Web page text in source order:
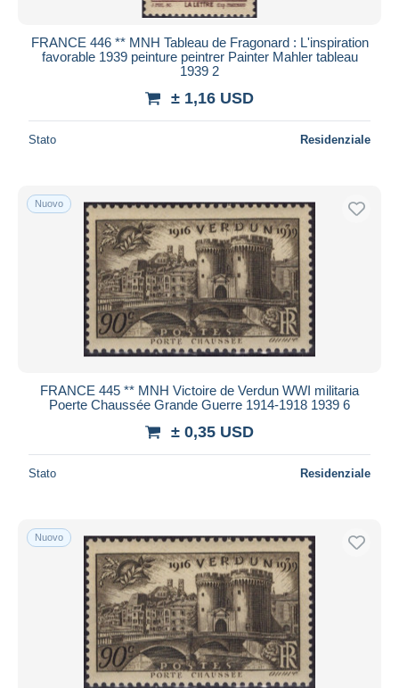
FRANCE 446 ** MNH Tableau de Fragonard : L'inspiration
favorable 1939 peinture peintrer Painter Mahler tableau
1939 2
± 1,16 USD
Stato Residenziale
Nuovo
FRANCE 445 ** MNH Victoire de Verdun WWI militaria
Poerte Chaussée Grande Guerre 1914-1918 1939 6
± 0,35 USD
Stato Residenziale
Nuovo